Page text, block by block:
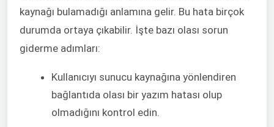
kaynağı bulamadığı anlamına gelir. Bu hata birçok
durumda ortaya çıkabilir. İşte bazı olası sorun
giderme adımları:
Kullanıcıyı sunucu kaynağına yönlendiren
bağlantıda olası bir yazım hatası olup
olmadığını kontrol edin.